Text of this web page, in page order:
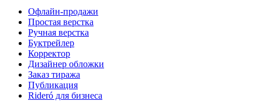
Офлайн-продажи
Простая верстка
Ручная верстка
Буктрейлер
Корректор
Дизайнер обложки
Заказ тиража
Публикация
Rideró для бизнеса